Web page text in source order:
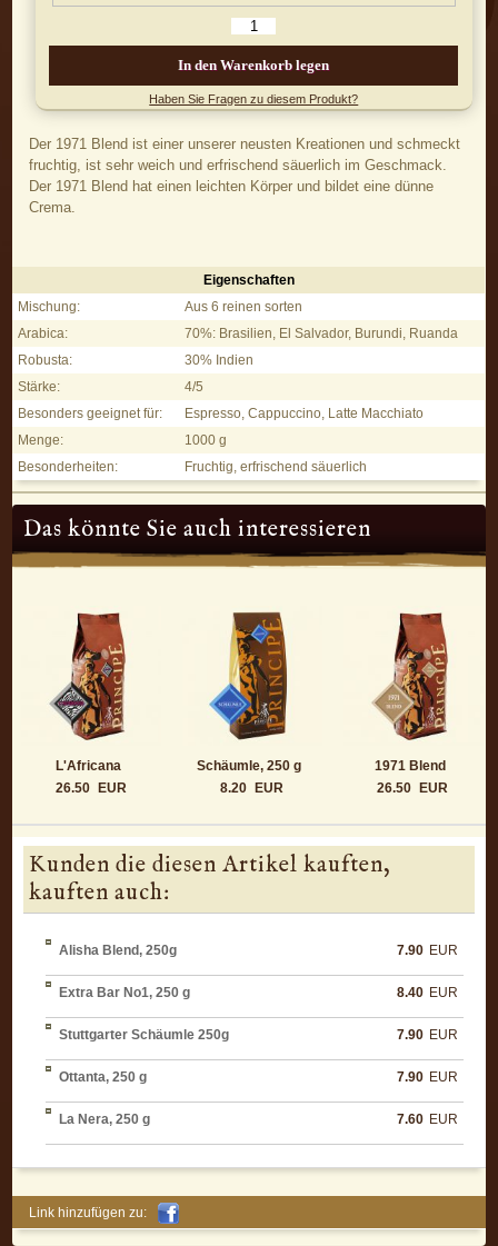
Haben Sie Fragen zu diesem Produkt?
Der 1971 Blend ist einer unserer neusten Kreationen und schmeckt
fruchtig, ist sehr weich und erfrischend säuerlich im Geschmack.
Der 1971 Blend hat einen leichten Körper und bildet eine dünne
Crema.
1971 Blend, 250g - Eigenschaften
Eigenschaften
Mischung:
Aus 6 reinen sorten
Arabica:
70%: Brasilien, El Salvador, Burundi, Ruanda
Robusta:
30% Indien
Stärke:
4/5
Besonders geeignet für:
Espresso, Cappuccino, Latte Macchiato
Menge:
1000 g
Besonderheiten:
Fruchtig, erfrischend säuerlich
Das könnte Sie auch interessieren
L'Africana
26.50
EUR
Schäumle, 250 g
8.20
EUR
1971 Blend
26.50
EUR
Kunden die diesen Artikel kauften,
kauften auch:
Alisha Blend, 250g 7.90 EUR
Extra Bar No1, 250 g 8.40 EUR
Stuttgarter Schäumle 250g 7.90 EUR
Ottanta, 250 g 7.90 EUR
La Nera, 250 g 7.60 EUR
Link hinzufügen zu: